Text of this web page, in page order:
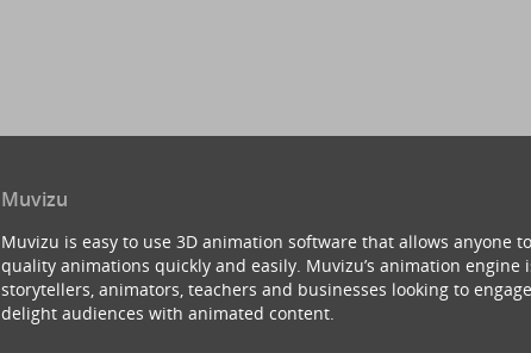
Muvizu
Muvizu is easy to use 3D animation software that allows anyone
quality animations quickly and easily. Muvizu’s animation engine
storytellers, animators, teachers and businesses looking to
delight audiences with animated content.